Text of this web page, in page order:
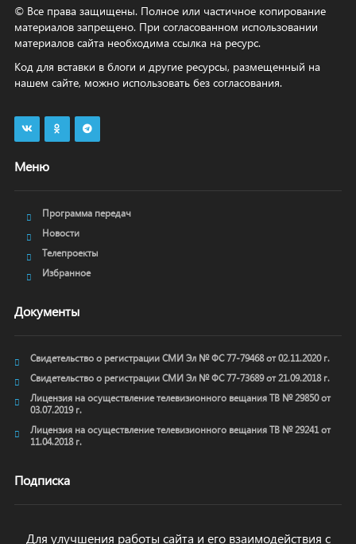
© Все права защищены. Полное или частичное копирование
материалов запрещено. При согласованном использовании
материалов сайта необходима ссылка на ресурс.
Код для вставки в блоги и другие ресурсы, размещенный на
нашем сайте, можно использовать без согласования.
Меню
Программа передач
Новости
Телепроекты
Избранное
Документы
Свидетельство о регистрации СМИ Эл № ФС 77-79468 от 02.11.2020 г.
Свидетельство о регистрации СМИ Эл № ФС 77-73689 от 21.09.2018 г.
Лицензия на осуществление телевизионного вещания ТВ № 29850 от
03.07.2019 г.
Лицензия на осуществление телевизионного вещания ТВ № 29241 от
11.04.2018 г.
Подписка
Для улучшения работы сайта и его взаимодействия с